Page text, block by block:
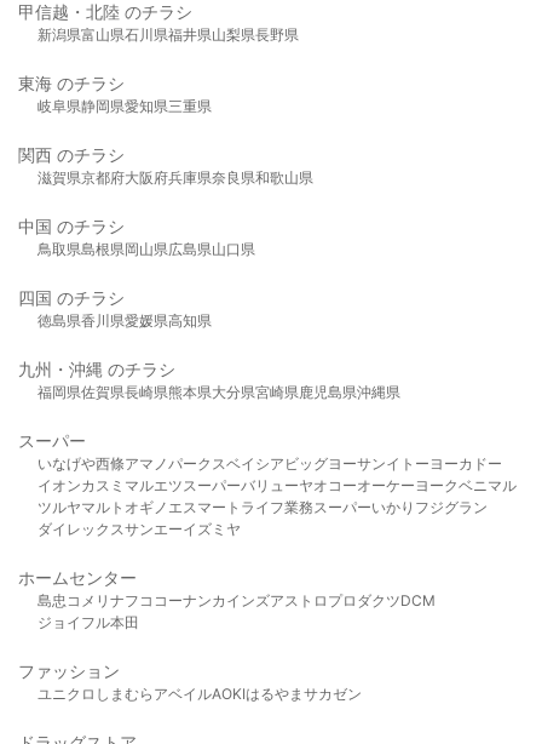
甲信越・北陸 のチラシ
新潟県富山県石川県福井県山梨県長野県
東海 のチラシ
岐阜県静岡県愛知県三重県
関西 のチラシ
滋賀県京都府大阪府兵庫県奈良県和歌山県
中国 のチラシ
鳥取県島根県岡山県広島県山口県
四国 のチラシ
徳島県香川県愛媛県高知県
九州・沖縄 のチラシ
福岡県佐賀県長崎県熊本県大分県宮崎県鹿児島県沖縄県
スーパー
いなげや西條アマノパークスベイシア ビッグヨーサンイトーヨーカドー
イオンカスミ マルエツスーパーバリューヤオコーオーケー ヨークベニマル
ツルヤマルト オギノ エスマート ライフ業務スーパーいかり フジグラン
ダイレックスサンエーイズミヤ
ホームセンター
島忠 コメリ ナフコ コーナンカインズアストロプロダクツDCM
ジョイフル本田
ファッション
ユニクロ しまむら アベイルAOKIはるやま サカゼン